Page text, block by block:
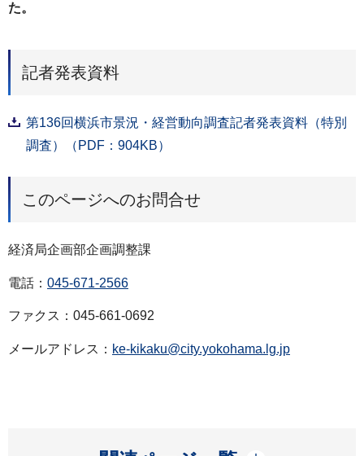
た。
記者発表資料
第136回横浜市景況・経営動向調査記者発表資料（特別
調査）（PDF：904KB）
このページへのお問合せ
経済局企画部企画調整課
電話： 045-671-2566
ファクス：045-661-0692
メールアドレス： ke-kikaku@city.yokohama.lg.jp